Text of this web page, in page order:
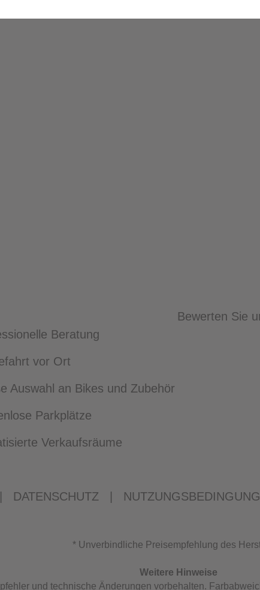
Beratung
vor Ort
Auswahl an Bikes und Zubehör
Parkplätze
Verkaufsräume
Bewerten Sie
DATENSCHUTZ
* Unverbindliche Preisempfehlung des
Weitere Hinweise
und technische Änderungen vorbehalten.